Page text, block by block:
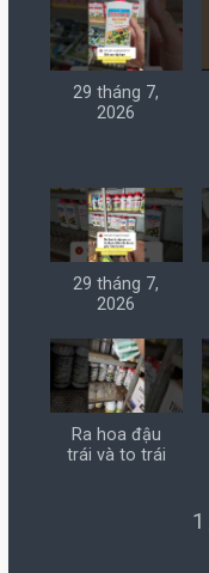
29 tháng 7,
2026
29 tháng 7,
2026
Ra hoa đậu
trái và to trái
1